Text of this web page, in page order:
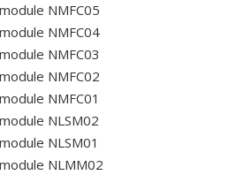
NMFC05
NMFC04
NMFC03
NMFC02
NMFC01
NLSM02
NLSM01
NLMM02